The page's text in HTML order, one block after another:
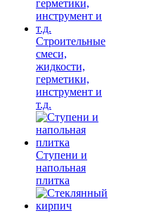
Строительные
смеси,
жидкости,
герметики,
инструмент и
т.д.
Ступени и
напольная
плитка